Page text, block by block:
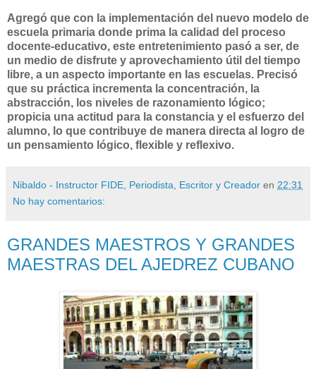
Agregó que con la implementación del nuevo modelo de
escuela primaria donde prima la calidad del proceso
docente-educativo, este entretenimiento pasó a ser, de
un medio de disfrute y aprovechamiento útil del tiempo
libre, a un aspecto importante en las escuelas. Precisó
que su práctica incrementa la concentración, la
abstracción, los niveles de razonamiento lógico;
propicia una actitud para la constancia y el esfuerzo del
alumno, lo que contribuye de manera directa al logro de
un pensamiento lógico, flexible y reflexivo.
Nibaldo - Instructor FIDE, Periodista, Escritor y Creador en 22:31
No hay comentarios:
GRANDES MAESTROS Y GRANDES
MAESTRAS DEL AJEDREZ CUBANO